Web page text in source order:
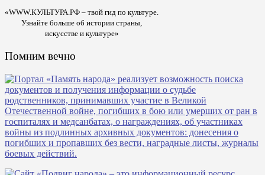
«WWW.КУЛЬТУРА.РФ – твой гид по культуре.
Узнайте больше об истории страны,
искусстве и культуре»
Помним вечно